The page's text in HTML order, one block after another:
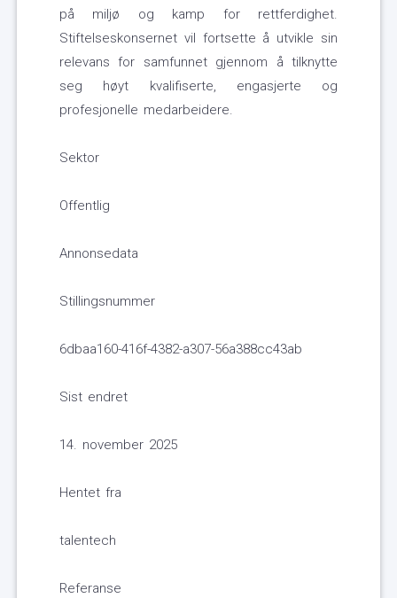
på miljø og kamp for rettferdighet.
Stiftelseskonsernet vil fortsette å utvikle sin
relevans for samfunnet gjennom å tilknytte
seg høyt kvalifiserte, engasjerte og
profesjonelle medarbeidere.
Sektor
Offentlig
Annonsedata
Stillingsnummer
6dbaa160-416f-4382-a307-56a388cc43ab
Sist endret
14. november 2025
Hentet fra
talentech
Referanse